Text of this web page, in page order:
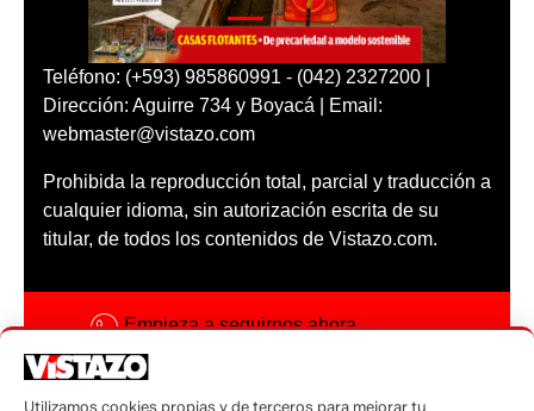
Teléfono: (+593) 985860991 - (042) 2327200 |
Dirección: Aguirre 734 y Boyacá | Email:
webmaster@vistazo.com
Prohibida la reproducción total, parcial y traducción a
cualquier idioma, sin autorización escrita de su
titular, de todos los contenidos de Vistazo.com.
Empieza a seguirnos ahora
Utilizamos cookies propias y de terceros para mejorar tu